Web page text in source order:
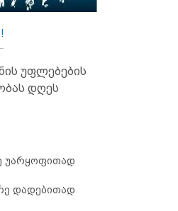
უფლებების
დღეს
უარყოფითად
დადებითად